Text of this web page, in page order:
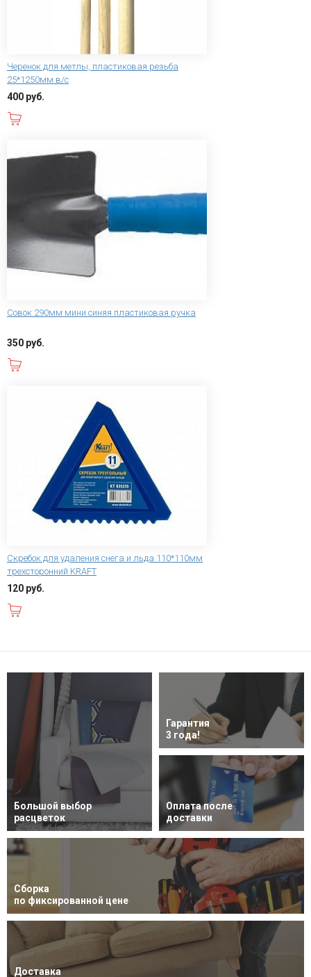
Черенок для метлы, пластиковая резьба
25*1250мм в/с
400 руб.
Совок 290мм мини синяя пластиковая ручка
350 руб.
Скребок для удаления снега и льда 110*110мм
трехсторонний KRAFT
120 руб.
Большой выбор
расцветок
Гарантия
3 года!
Оплата после
доставки
Сборка
по фиксированной цене
Доставка